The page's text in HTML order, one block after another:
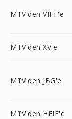
MTV'den VIFF'e
MTV'den XV'e
MTV'den JBG'e
MTV'den HEIF'e